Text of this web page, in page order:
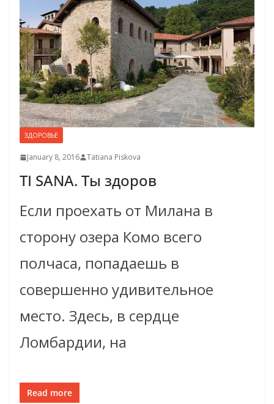
ЗДОРОВЬЕ
January 8, 2016 Tatiana Piskova
TI SANA. Ты здоров
Если проехать от Милана в
сторону озера Комо всего
полчаса, попадаешь в
совершенно удивительное
место. Здесь, в сердце
Ломбардии, на
Read more